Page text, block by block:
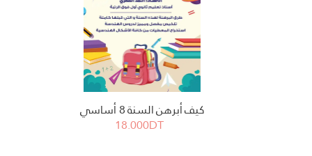
كيف أبرهن السنة 8 أساسي
18.000DT